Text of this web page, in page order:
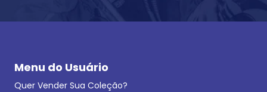
Menu do Usuário
Quer Vender Sua Coleção?